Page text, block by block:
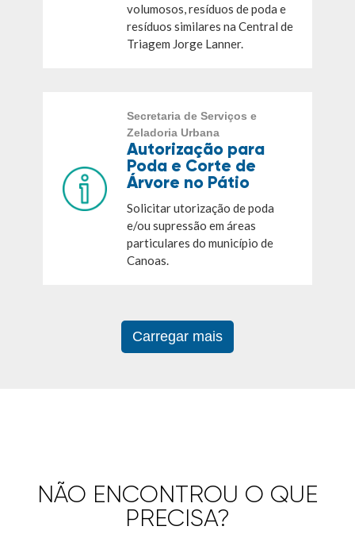
volumosos, resíduos de poda e
resíduos similares na Central de
Triagem Jorge Lanner.
Secretaria de Serviços e
Zeladoria Urbana
Autorização para
Poda e Corte de
Árvore no Pátio
Solicitar utorização de poda
e/ou supressão em áreas
particulares do município de
Canoas.
Carregar mais
NÃO ENCONTROU O QUE
PRECISA?